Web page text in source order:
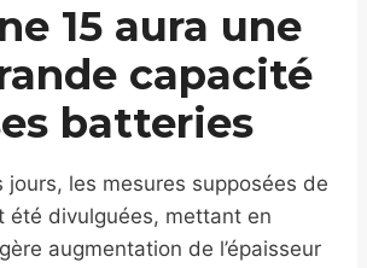
15 aura une
capacité
batteries
jours, les mesures supposées de
été divulguées, mettant en
augmentation de l’épaisseur